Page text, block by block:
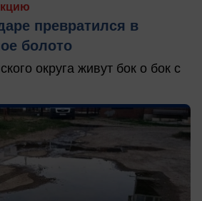
превратился в
болото
округа живут бок о бок с